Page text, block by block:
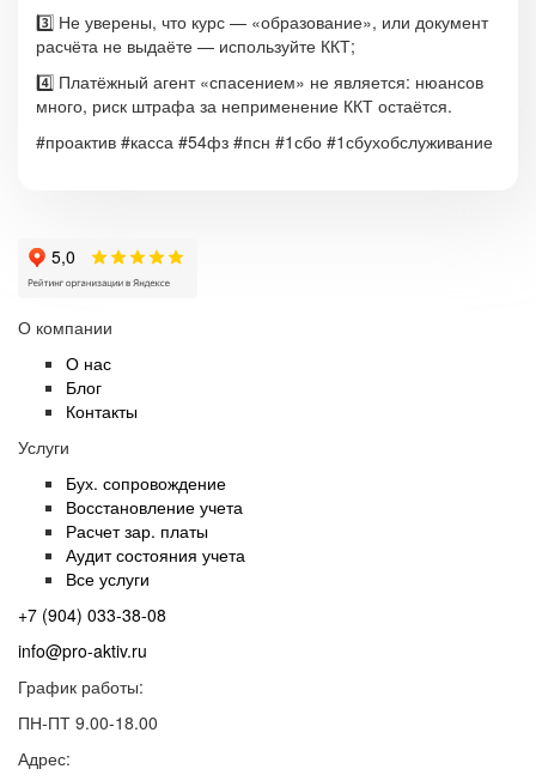
3️⃣ Не уверены, что курс — «образование», или документ
расчёта не выдаёте — используйте ККТ;
4️⃣ Платёжный агент «спасением» не является: нюансов
много, риск штрафа за неприменение ККТ остаётся.
#проактив #касса #54фз #псн #1сбо #1сбухобслуживание
О компании
О нас
Блог
Контакты
Услуги
Бух. сопровождение
Восстановление учета
Расчет зар. платы
Аудит состояния учета
Все услуги
+7 (904) 033-38-08
info@pro-aktiv.ru
График работы:
ПН-ПТ 9.00-18.00
Адрес: